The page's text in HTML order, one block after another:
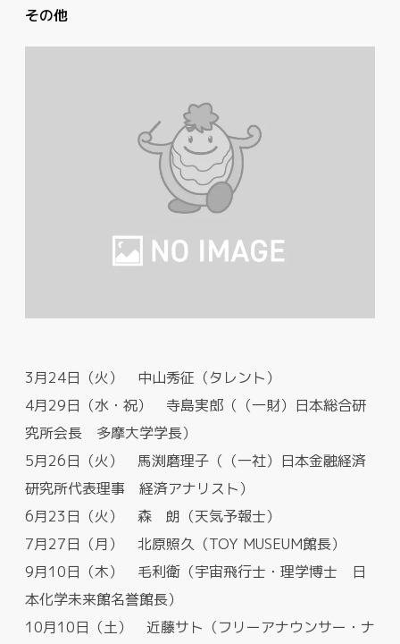
その他
3月24日（火） 中山秀征（タレント）
4月29日（水・祝） 寺島実郎（（一財）日本総合研
究所会長 多摩大学学長）
5月26日（火） 馬渕磨理子（（一社）日本金融経済
研究所代表理事 経済アナリスト）
6月23日（火） 森 朗（天気予報士）
7月27日（月） 北原照久（TOY MUSEUM館長）
9月10日（木） 毛利衛（宇宙飛行士・理学博士 日
本化学未来館名誉館長）
10月10日（土） 近藤サト（フリーアナウンサー・ナ